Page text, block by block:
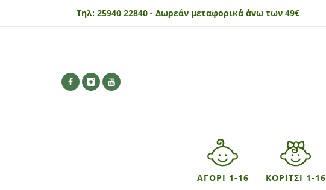
Τηλ: 25940 22840 - Δωρεάν μεταφορικά άνω των 49€
ΑΓΟΡΙ 1-16 ΚΟΡΙΤΣΙ 1-16